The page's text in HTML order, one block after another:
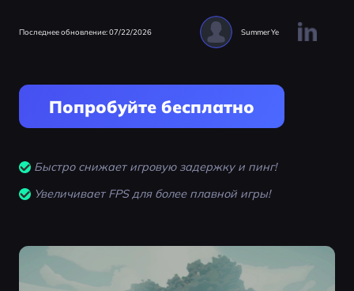
Последнее обновление: 07/22/2026 Summer Ye
Попробуйте бесплатно
Быстро снижает игровую задержку и пинг!
Увеличивает FPS для более плавной игры!